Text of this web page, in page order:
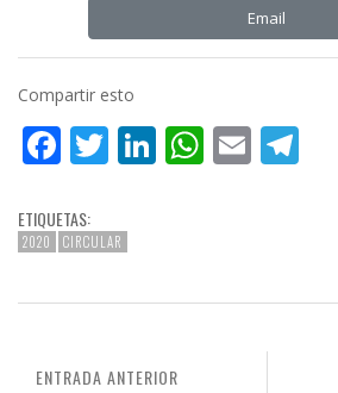
Email
Compartir esto
Facebook
Twitter
LinkedIn
Email
ETIQUETAS:
2020 CIRCULAR
ENTRADA ANTERIOR